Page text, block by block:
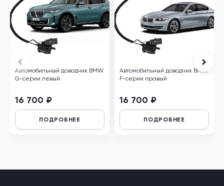
Автомобильный доводчик BMW
G-серии левый
16 700 ₽
ПОДРОБНЕЕ
Автомобильный доводчик BMW
F-серии правый
16 700 ₽
ПОДРОБНЕЕ